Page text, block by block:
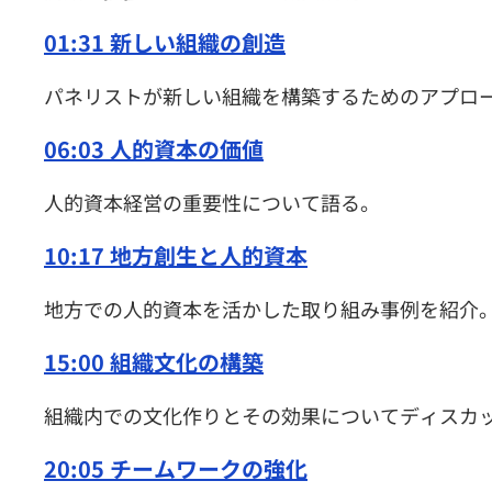
01:31 新しい組織の創造
パネリストが新しい組織を構築するためのアプロ
06:03 人的資本の価値
人的資本経営の重要性について語る。
10:17 地方創生と人的資本
地方での人的資本を活かした取り組み事例を紹介。
15:00 組織文化の構築
組織内での文化作りとその効果についてディスカ
20:05 チームワークの強化